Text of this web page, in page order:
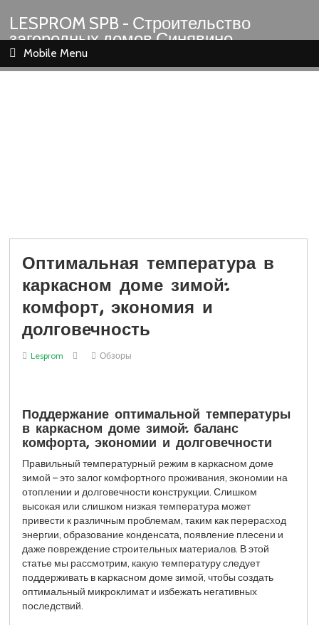
LESPROM SPB - Строительство
загородных домов Синявино
Шлиссельбург Кировск Назия
Mobile Menu
Оптимальная температура в
каркасном доме зимой:
комфорт, экономия и
долговечность
Lesprom Обзоры
Поддержание оптимальной температуры
в каркасном доме зимой: баланс
комфорта, экономии и долговечности
Правильный температурный режим в каркасном доме
зимой – это залог комфортного проживания, экономии на
отоплении и долговечности конструкции. Слишком
высокая или слишком низкая температура может
привести к различным проблемам, таким как перерасход
энергии, образование конденсата, появление плесени и
даже повреждение строительных материалов. В этой
статье мы рассмотрим, какую температуру следует
поддерживать в каркасном доме зимой, чтобы создать
оптимальный микроклимат и избежать негативных
последствий.